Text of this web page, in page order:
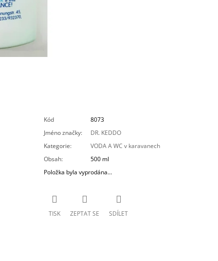
Kód
8073
Jméno značky:
DR. KEDDO
Kategorie:
VODA A WC v karavanech
Obsah:
500 ml
Položka byla vyprodána…
TISK ZEPTAT SE SDÍLET